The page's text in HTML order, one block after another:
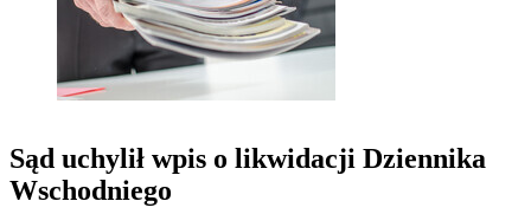
Sąd uchylił wpis o likwidacji Dziennika
Wschodniego